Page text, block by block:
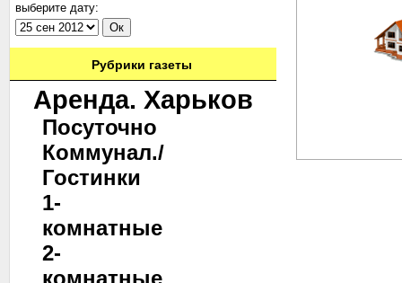
выберите дату:
Рубрики газеты
Аренда. Харьков
Посуточно
Коммунал./
Гостинки
1-
комнатные
2-
комнатные